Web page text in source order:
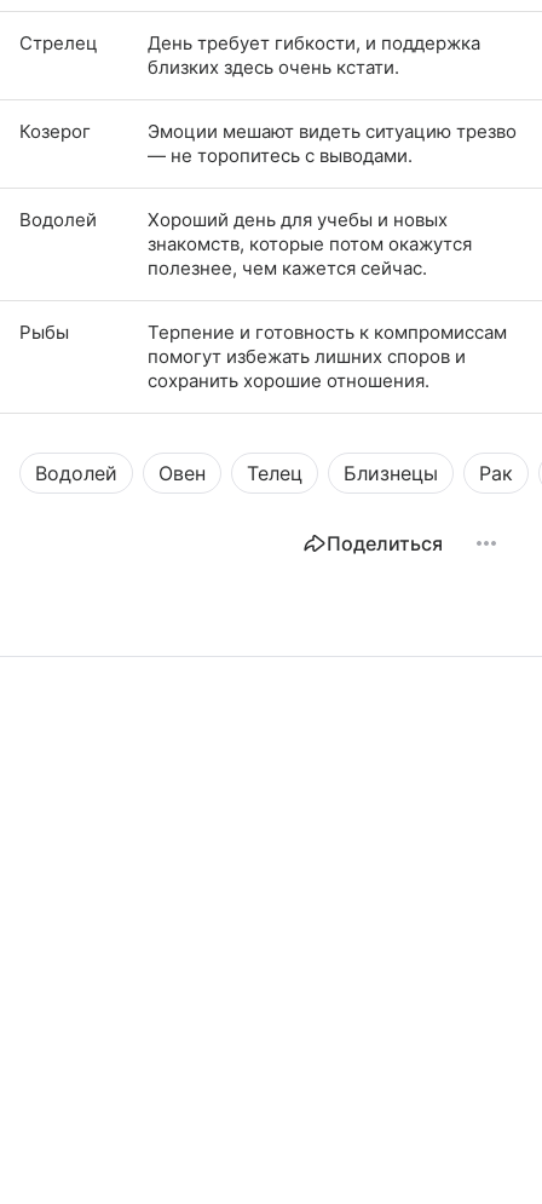
Стрелец
День требует гибкости, и поддержка
близких здесь очень кстати.
Козерог
Эмоции мешают видеть ситуацию трезво
— не торопитесь с выводами.
Водолей
Хороший день для учебы и новых
знакомств, которые потом окажутся
полезнее, чем кажется сейчас.
Рыбы
Терпение и готовность к компромиссам
помогут избежать лишних споров и
сохранить хорошие отношения.
Водолей Овен Телец Близнецы Рак
Поделиться